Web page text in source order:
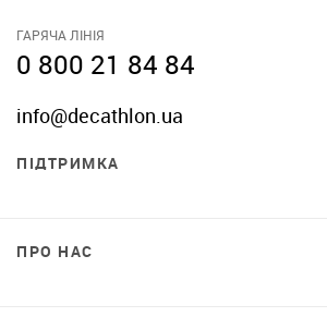
ГАРЯЧА ЛІНІЯ
0 800 21 84 84
info@decathlon.ua
ПІДТРИМКА
ПРО НАС